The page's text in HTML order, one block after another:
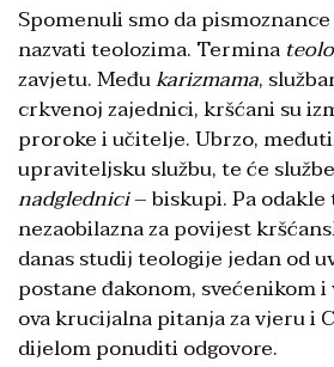
Spomenuli smo da
nazvati teolozima. Termina
zavjetu. Međukarizmama,
crkvenoj zajednici, kršćani su
proroke i učitelje. Ubrzo,
upraviteljsku službu, te će
nadglednici– biskupi. Pa odakle
nezaobilazna za povijest
danas studij teologije jedan od
postane đakonom, svećenikom
ova krucijalna pitanja za vjeru i
dijelom ponuditi odgovore.